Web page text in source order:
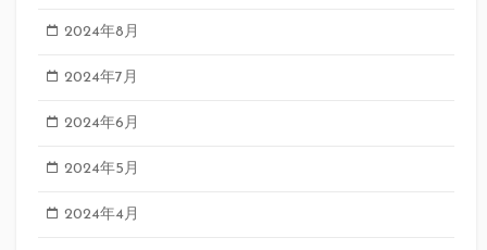
2024年8月
2024年7月
2024年6月
2024年5月
2024年4月